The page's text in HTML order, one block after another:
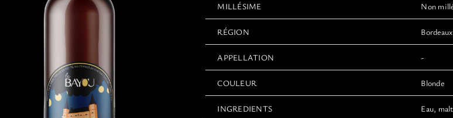
MILLÉSIME Non
RÉGION Bordeaux
APPELLATION -
COULEUR Blonde
INGREDIENTS Eau,